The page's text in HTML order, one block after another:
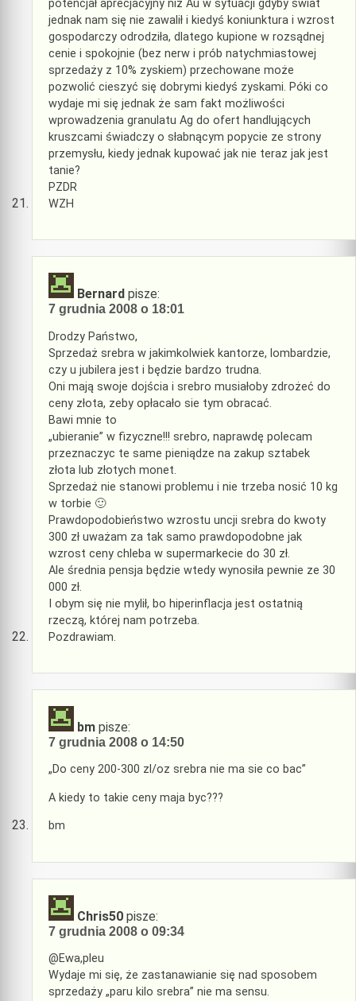
potencjał aprecjacyjny niż Au w sytuacji gdyby świat
jednak nam się nie zawalił i kiedyś koniunktura i wzrost
gospodarczy odrodziła, dlatego kupione w rozsądnej
cenie i spokojnie (bez nerw i prób natychmiastowej
sprzedaży z 10% zyskiem) przechowane może
pozwolić cieszyć się dobrymi kiedyś zyskami. Póki co
wydaje mi się jednak że sam fakt możliwości
wprowadzenia granulatu Ag do ofert handlujących
kruszcami świadczy o słabnącym popycie ze strony
przemysłu, kiedy jednak kupować jak nie teraz jak jest
tanie?
PZDR
WZH
Bernard pisze:
7 grudnia 2008 o 18:01
Drodzy Państwo,
Sprzedaż srebra w jakimkolwiek kantorze, lombardzie,
czy u jubilera jest i będzie bardzo trudna.
Oni mają swoje dojścia i srebro musiałoby zdrożeć do
ceny złota, zeby opłacało sie tym obracać.
Bawi mnie to
„ubieranie” w fizyczne!!! srebro, naprawdę polecam
przeznaczyc te same pieniądze na zakup sztabek
złota lub złotych monet.
Sprzedaż nie stanowi problemu i nie trzeba nosić 10 kg
w torbie 🙂
Prawdopodobieństwo wzrostu uncji srebra do kwoty
300 zł uważam za tak samo prawdopodobne jak
wzrost ceny chleba w supermarkecie do 30 zł.
Ale średnia pensja będzie wtedy wynosiła pewnie ze 30
000 zł.
I obym się nie mylił, bo hiperinflacja jest ostatnią
rzeczą, której nam potrzeba.
Pozdrawiam.
bm pisze:
7 grudnia 2008 o 14:50
„Do ceny 200-300 zl/oz srebra nie ma sie co bac”
A kiedy to takie ceny maja byc???
bm
Chris50 pisze:
7 grudnia 2008 o 09:34
@Ewa,pleu
Wydaje mi się, że zastanawianie się nad sposobem
sprzedaży „paru kilo srebra” nie ma sensu.